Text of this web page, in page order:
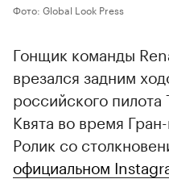
Фото: Global Look Press
Гонщик команды
врезался задним
российского
Квята во время
Ролик со
официальном